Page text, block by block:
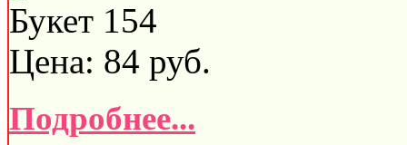
Букет 154
Цена: 84 руб.
Подробнее...